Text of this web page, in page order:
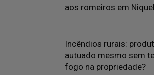
aos romeiros em
Incêndios rurais:
autuado mesmo sem
fogo na propriedade?